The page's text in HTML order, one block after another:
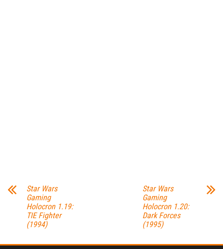
Star Wars
Gaming
Holocron 1.19:
TIE Fighter
(1994)
Star Wars
Gaming
Holocron 1.20:
Dark Forces
(1995)